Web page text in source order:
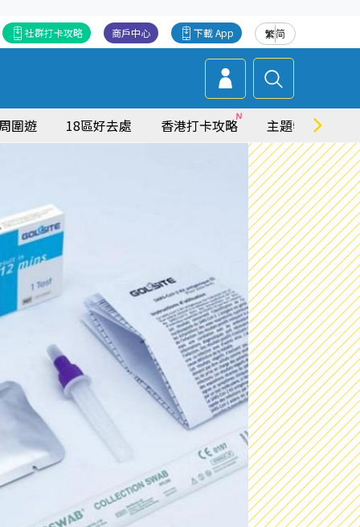
繁简
下載 App
商戶中心
社群打卡攻略
圍遊 18區好去處 香港打卡攻略 主題特集